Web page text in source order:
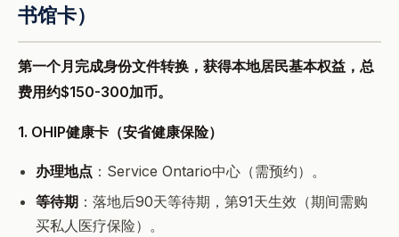
书馆卡）
第一个月完成身份文件转换，获得本地居民基本权益，总
费用约$150-300加币。
1. OHIP健康卡（安省健康保险）
办理地点 ：Service Ontario中心（需预约）。
等待期 ：落地后90天等待期，第91天生效（期间需购
买私人医疗保险）。